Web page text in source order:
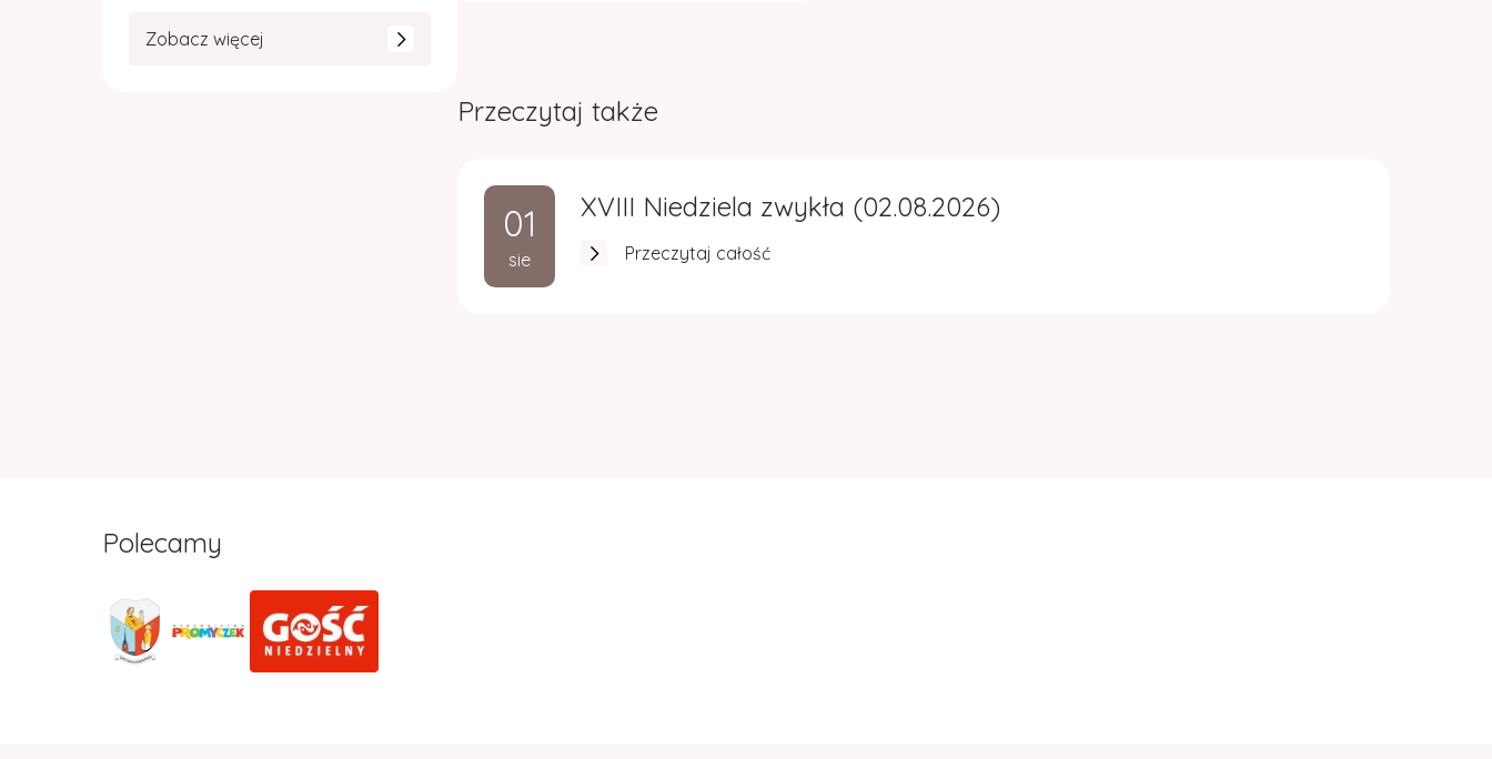
Zobacz więcej
Przeczytaj także
01
sie
XVIII Niedziela zwykła (02.08.2026)
Przeczytaj całość
Polecamy